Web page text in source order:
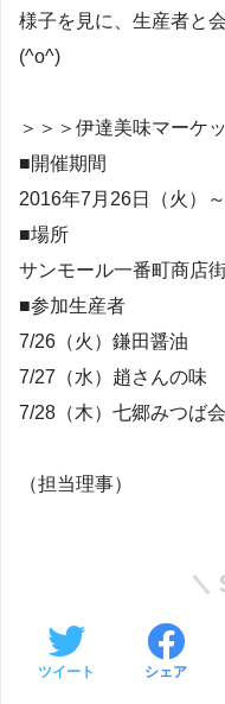
様子を見に、生産者と
(^o^)
＞＞＞伊達美味マーケ
■開催期間
2016年7月26日（火）
■場所
サンモール一番町商店
■参加生産者
7/26（火）鎌田醤油
7/27（水）趙さんの味
7/28（木）七郷みつば会
（担当理事）
ツイート シェア